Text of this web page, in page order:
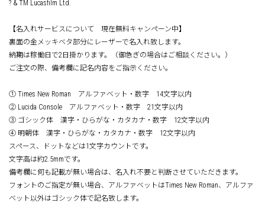
? & TM Lucasfilm Ltd.
【名入れサービスについて 現在無料キャンペーン中】
裏面の金メッキベタ部分にレーザーで名入れ致します。
納期は稼働日で2日掛かります。（御急ぎの場合はご相談ください。）
ご注文の際、備考欄に記名内容をご指示ください。
① Times New Roman アルファベット・数字 14文字以内
② Lucida Console アルファベット・数字 21文字以内
③ ゴシック体 漢字・ひらがな・カタカナ・数字 12文字以内
④ 明朝体 漢字・ひらがな・カタカナ・数字 12文字以内
スペース、ドットなどは1文字カウントです。
文字高は約2.5mmです。
備考欄に何も記載が無い場合は、名入れ不要と判断させていただきます。
フォントのご指定が無い場合、アルファベットはTimes New Roman、アルファ
ベット以外はゴシック体で記名致します。